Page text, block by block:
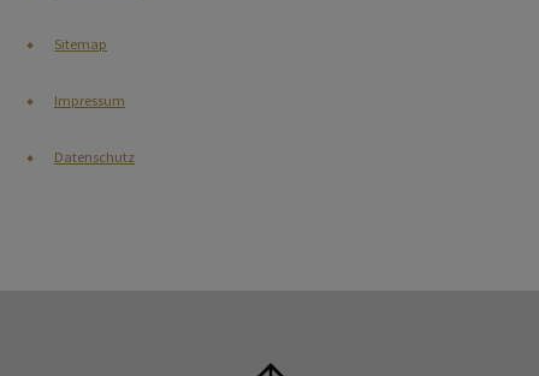
Sitemap
Impressum
Datenschutz